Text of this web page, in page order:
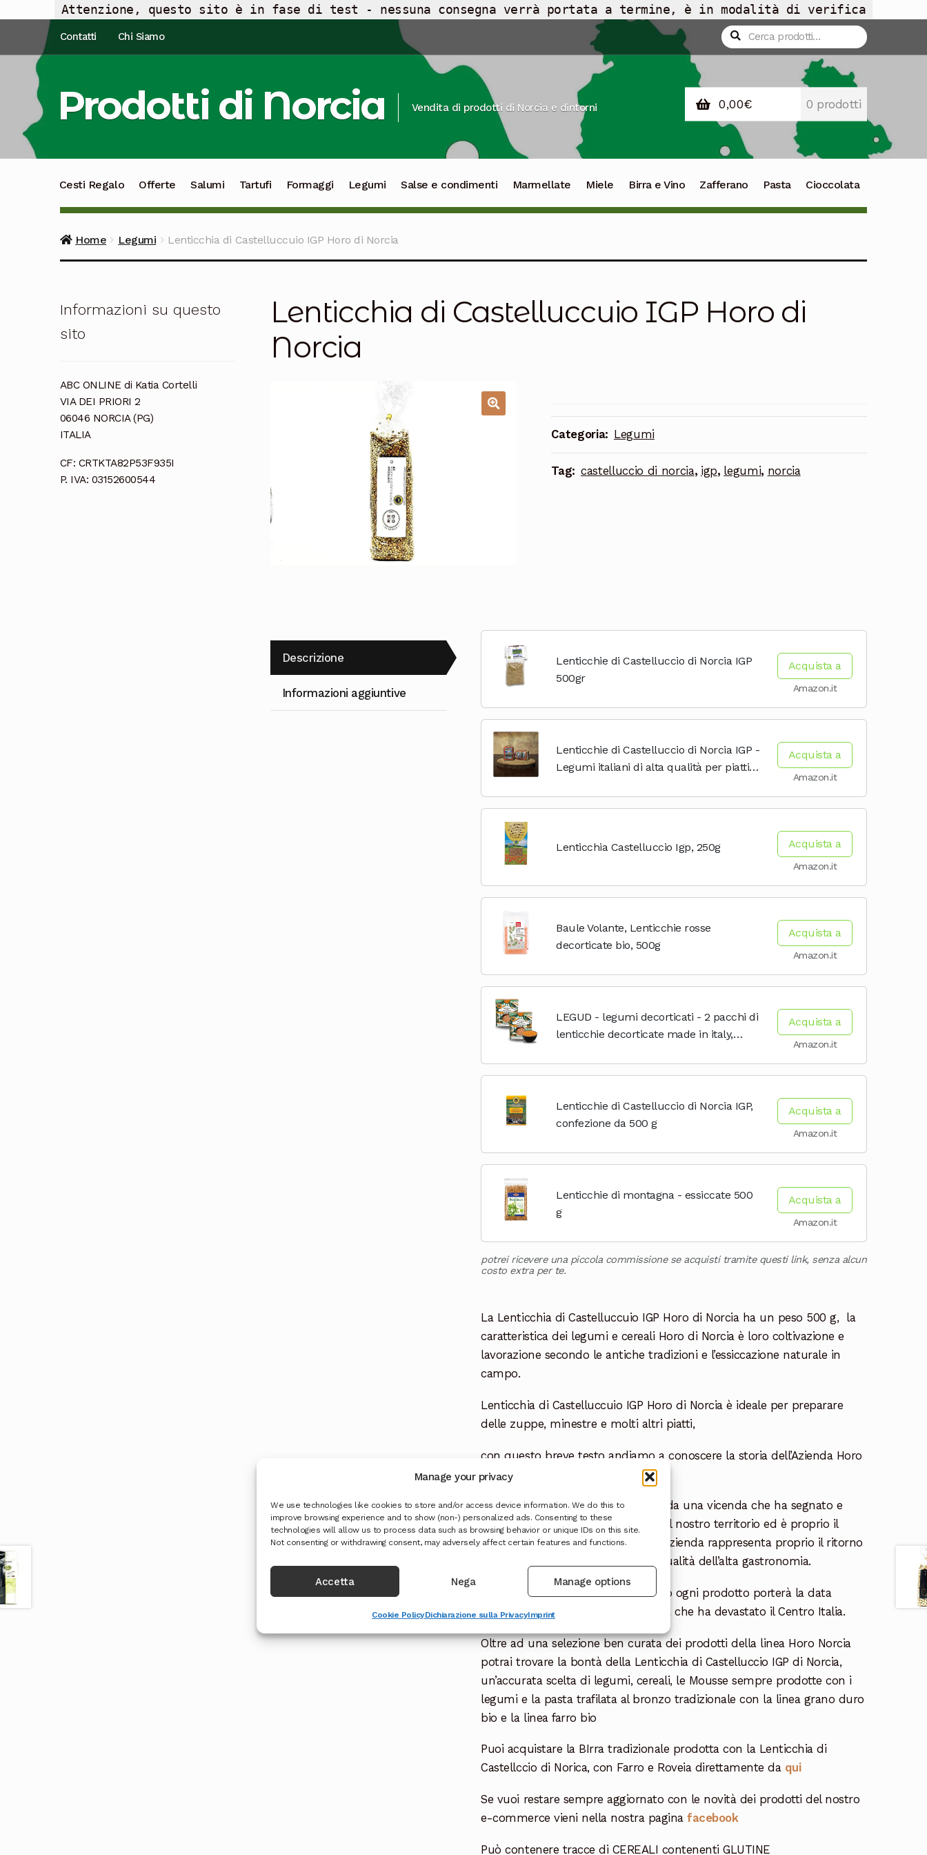
Manage your privacy
We use technologies like cookies to store and/or access device information. We do this to
improve browsing experience and to show (non-) personalized ads. Consenting to these
technologies will allow us to process data such as browsing behavior or unique IDs on this site.
Not consenting or withdrawing consent, may adversely affect certain features and functions.
Accetta Nega Manage options
Cookie PolicyDichiarazione sulla PrivacyImprint
Attenzione, questo sito è in fase di test - nessuna consegna verrà portata a termine, è in modalità di verifica
Contatti Chi Siamo
Cerca:
Cerca
Prodotti di Norcia Vendita di prodotti di Norcia e dintorni 0,00€ 0 prodotti
Cesti Regalo Offerte Salumi Tartufi Formaggi Legumi Salse e condimenti Marmellate Miele Birra e Vino Zafferano Pasta Cioccolata
Home Legumi Lenticchia di Castelluccuio IGP Horo di Norcia
Lenticchia di Castelluccuio IGP Horo di
Norcia
Categoria: Legumi
Tag: castelluccio di norcia, igp, legumi, norcia
Descrizione
Informazioni aggiuntive
Lenticchie di Castelluccio di Norcia IGP
500gr
Acquista a
Amazon.it
Lenticchie di Castelluccio di Norcia IGP -
Legumi italiani di alta qualità per piatti
Acquista a
Amazon.it
Lenticchia Castelluccio Igp, 250g Acquista a
Amazon.it
Baule Volante, Lenticchie rosse
decorticate bio, 500g
Acquista a
Amazon.it
LEGUD - legumi decorticati - 2 pacchi di
lenticchie decorticate made in italy,
svezzamento e diete sane. Con proteine
Acquista a
Amazon.it
Lenticchie di Castelluccio di Norcia IGP,
confezione da 500 g
Acquista a
Amazon.it
Lenticchie di montagna - essiccate 500
g
Acquista a
Amazon.it
potrei ricevere una piccola commissione se acquisti tramite questi link, senza alcun
costo extra per te.
La Lenticchia di Castelluccuio IGP Horo di Norcia ha un peso 500 g, la
caratteristica dei legumi e cereali Horo di Norcia è loro coltivazione e
lavorazione secondo le antiche tradizioni e l’essiccazione naturale in
campo.
Lenticchia di Castelluccuio IGP Horo di Norcia è ideale per preparare
delle zuppe, minestre e molti altri piatti,
con questo breve testo andiamo a conoscere la storia dell’Azienda Horo
di Norcia:
Horo di Norcia è un progetto nato da una vicenda che ha segnato e
cambiato la vita di ogni persona del nostro territorio ed è proprio il
sisma del 30 ottobre 2016. Questa azienda rappresenta proprio il ritorno
alle antiche tradizioni e unisce la qualità dell’alta gastronomia.
Proprio per ricordare questo evento ogni prodotto porterà la data
30102016, il giorno del grande sisma che ha devastato il Centro Italia.
Oltre ad una selezione ben curata dei prodotti della linea Horo Norcia
potrai trovare la bontà della Lenticchia di Castelluccio IGP di Norcia,
un’accurata scelta di legumi, cereali, le Mousse sempre prodotte con i
legumi e la pasta trafilata al bronzo tradizionale con la linea grano duro
bio e la linea farro bio
Puoi acquistare la BIrra tradizionale prodotta con la Lenticchia di
Castellccio di Norica, con Farro e Roveia direttamente da qui
Se vuoi restare sempre aggiornato con le novità dei prodotti del nostro
e-commerce vieni nella nostra paginafacebook
Può contenere tracce di CEREALI contenenti GLUTINE
Informazioni su questo
sito
ABC ONLINE di Katia Cortelli
VIA DEI PRIORI 2
06046 NORCIA (PG)
ITALIA
CF: CRTKTA82P53F935I
P. IVA: 03152600544